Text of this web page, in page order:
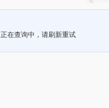
正在查询中，请刷新重试